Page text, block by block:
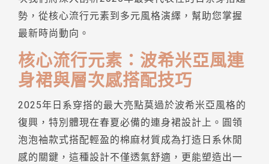
勢，從核心流行元素到多元風格演繹，幫助您掌握
最新時尚動向。
核心流行元素：波希米亞風連
身裙與層次感搭配技巧
2025年日系穿搭的最大亮點莫過於波希米亞風格的
復興，特別體現在春夏必備的連身裙設計上。圓領
泡泡袖款式搭配輕盈的棉麻材質成為打造日系休閒
感的關鍵，這種設計不僅透氣舒適，更能塑造出一